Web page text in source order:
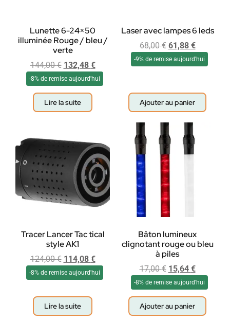
Lunette 6-24×50
illuminée Rouge / bleu /
verte
144,00€ 132,48 €
-8% de remise aujourd'hui
Lire la suite
Laser avec lampes 6 leds
68,00€ 61,88 €
-9% de remise aujourd'hui
Ajouter au panier
Tracer Lancer Tac tical
style AK1
124,00€ 114,08 €
-8% de remise aujourd'hui
Lire la suite
Bâton lumineux
clignotant rouge ou bleu
à piles
17,00€ 15,64 €
-8% de remise aujourd'hui
Ajouter au panier